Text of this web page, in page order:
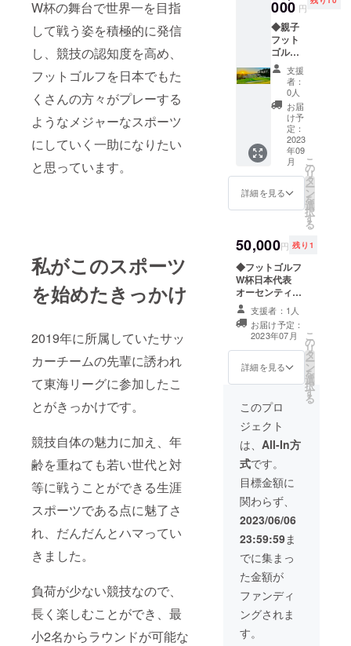
W杯の舞台で世界一を目指
して戦う姿を積極的に発信
し、競技の認知度を高め、
フットゴルフを日本でもた
くさんの方々がプレーする
ようなメジャーなスポーツ
にしていく一助になりたい
と思っています。
私がこのスポーツ
を始めたきっかけ
2019年に所属していたサッ
カーチームの先輩に誘われ
て東海リーグに参加したこ
とがきっかけです。
競技自体の魅力に加え、年
齢を重ねても若い世代と対
等に戦うことができる生涯
スポーツである点に魅了さ
れ、だんだんとハマってい
きました。
負荷が少ない競技なので、
長く楽しむことができ、最
小2名からラウンドが可能な
ので、
大きめ
のマー
カーを
使用し
ます。
私が通
常使用
してい
るポー
カー
チップ
サイズ
のマー
オリジ
ナルデ
た記念
カーを
ご用意
しまし
た！ こ
れを
使って
ぜひ皆
フット
ゴルフ
レンジ
してみ
てくだ
さい！
※カラー
はチー
ムジャ
パンの
ユニ
フォー
ムカ
ラーに
合わ
せ、青
色のみ
のご用
意とな
りま
部分に
ついて
も、可
能な限
りリ
サーチ
してご
報告し
ます。
ルデザ
インのT
シャツ
を提供
いたし
ます。
「OREI
SIOS」
とはギ
リシャ
語で
「優れ
てい
る」と
いう意
味で良
にオレ
イシャ
ス！と
叫んで
いるこ
とか
ら、デ
ザイン
に取り
入れま
した。
000 円
◆親子
フット
ゴルフ
体験会
へのご
参加 お
子さん
と親御
さんが
ペアに
なって
参加す
ること
ができ
る親子
フット
体験会
への参
加権を
提供し
ます。
12歳ま
でのお
子様と
保護者
のペア
なりま
す。 6
ホール
程度の
特設
コース
でのプ
レーを
予定し
ていま
す。 詳
細なご
案内は8
月下旬
ごろに
メール
にて個
別にご
支援
者：
0人
お届
け予
定：
2023
年09
月
詳細を見る
こ
の
リ
タ
ー
ン
を
選
択
す
る
50,000円 残り1
◆フットゴルフ
W杯日本代表
オーセンティッ
クユニフォーム
W杯オーランド
大会で着用する
フットゴルフ日
本代表のユニ
フォームを提供
します。 一般販
選手のみが手に
できる貴重なも
のになります。
カラーはブルー
がベースになり
ます。なお、サ
イズの指定はで
きませんのでご
了承ください。
支援者：1人
お届け予定：
2023年07月
詳細を見る
こ
の
リ
タ
ー
ン
を
選
択
す
る
このプロ
ジェクト
は、 All-In方
式です。
目標金額に
関わらず、
2023/06/06
23:59:59ま
でに集まっ
た金額が
ファンディ
ングされま
す。